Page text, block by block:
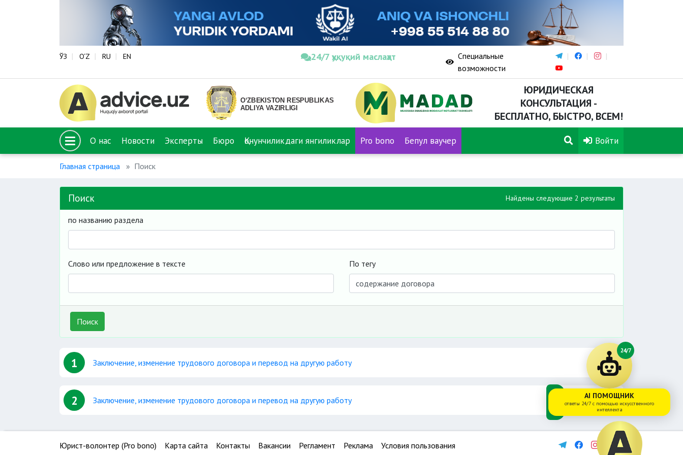
ЎЗ O‘Z RU EN 24/7 ҳуқуқий маслаҳат
Специальные
возможности
ЮРИДИЧЕСКАЯ
КОНСУЛЬТАЦИЯ -
БЕСПЛАТНО, БЫСТРО, ВСЕМ!
О нас Новости Эксперты Бюро Қонунчиликдаги янгиликлар Pro bono Бепул ваучер Войти
Главная страница Поиск
Поиск Найдены следующие 2 результаты
по названию раздела
Слово или предложение в тексте По тегу
Поиск
1 Заключение, изменение трудового договора и перевод на другую работу
2 Заключение, изменение трудового договора и перевод на другую работу
Юрист-волонтер (Pro bono) Карта сайта Контакты Вакансии Регламент Реклама Условия пользования
24/7
AI ПОМОЩНИК
ответы 24/7 с помощью искусственного
интеллекта